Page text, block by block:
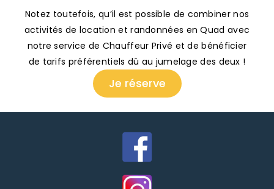
Notez toutefois, qu’il est possible de combiner nos
activités de location et randonnées en Quad avec
notre service de Chauffeur Privé et de bénéficier
de tarifs préférentiels dû au jumelage des deux !
Je réserve